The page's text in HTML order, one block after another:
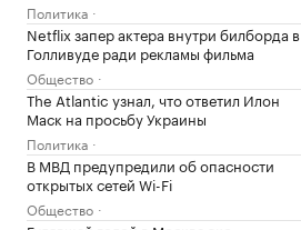
Политика
Netflix запер актера внутри билборда в
Голливуде ради рекламы фильма
Общество
The Atlantic узнал, что ответил Илон
Маск на просьбу Украины
Политика
В МВД предупредили об опасности
открытых сетей Wi-Fi
Общество